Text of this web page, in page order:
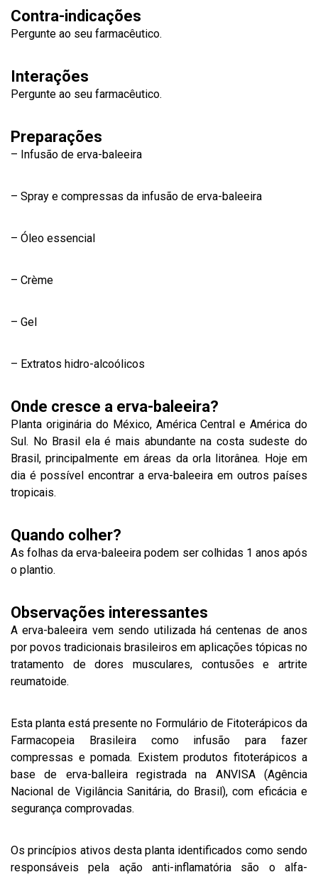
Contra-indicações
Pergunte ao seu farmacêutico.
Interações
Pergunte ao seu farmacêutico.
Preparações
– Infusão de erva-baleeira
– Spray e compressas da infusão de erva-baleeira
– Óleo essencial
– Crème
– Gel
– Extratos hidro-alcoólicos
Onde cresce a erva-baleeira?
Planta originária do México, América Central e América do
Sul. No Brasil ela é mais abundante na costa sudeste do
Brasil, principalmente em áreas da orla litorânea. Hoje em
dia é possível encontrar a erva-baleeira em outros países
tropicais.
Quando colher?
As folhas da erva-baleeira podem ser colhidas 1 anos após
o plantio.
Observações interessantes
A erva-baleeira vem sendo utilizada há centenas de anos
por povos tradicionais brasileiros em aplicações tópicas no
tratamento de dores musculares, contusões e artrite
reumatoide.
Esta planta está presente no Formulário de Fitoterápicos da
Farmacopeia Brasileira como infusão para fazer
compressas e pomada. Existem produtos fitoterápicos a
base de erva-balleira registrada na ANVISA (Agência
Nacional de Vigilância Sanitária, do Brasil), com eficácia e
segurança comprovadas.
Os princípios ativos desta planta identificados como sendo
responsáveis pela ação anti-inflamatória são o alfa-